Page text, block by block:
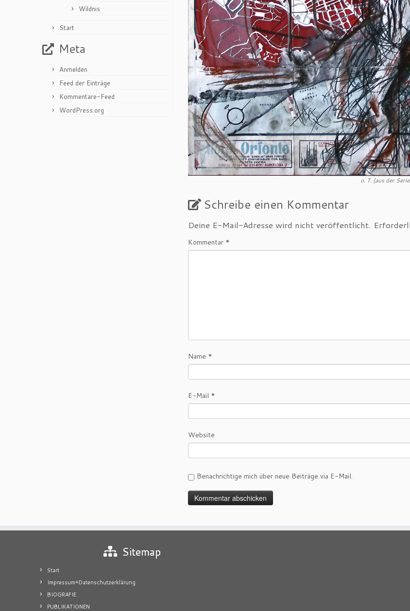
Wildnis
Start
Meta
Anmelden
Feed der Einträge
Kommentare-Feed
WordPress.org
o. T. (aus der
Schreibe einen Kommentar
Deine E-Mail-Adresse wird nicht veröffentlicht.
Kommentar *
Name *
E-Mail *
Website
Benachrichtige mich über neue Beiträge via E-Mail.
Sitemap
Start
Impressum+Datenschutzerklärung
BIOGRAFIE
PUBLIKATIONEN